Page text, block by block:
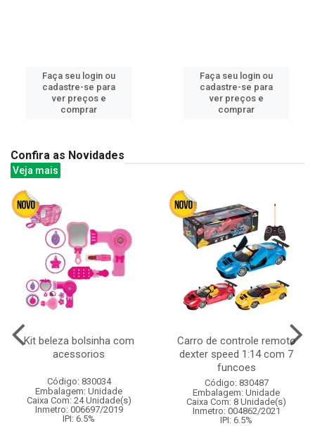
Faça seu login ou
cadastre-se para
ver preços e
comprar
Faça seu login ou
cadastre-se para
ver preços e
comprar
Confira as Novidades
Veja mais
Kit beleza bolsinha com
acessorios
Código: 830034
Embalagem: Unidade
Caixa Com: 24 Unidade(s)
Inmetro: 006697/2019
IPI: 6.5%
Carro de controle remoto
dexter speed 1:14 com 7
funcoes
Código: 830487
Embalagem: Unidade
Caixa Com: 8 Unidade(s)
Inmetro: 004862/2021
IPI: 6.5%